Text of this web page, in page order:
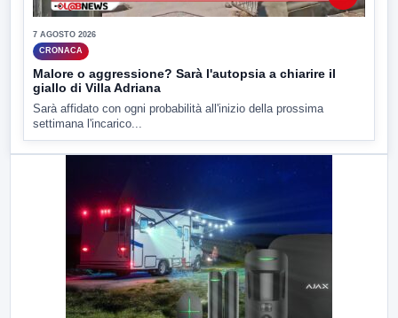
7 AGOSTO 2026
CRONACA
Malore o aggressione? Sarà l'autopsia a chiarire il
giallo di Villa Adriana
Sarà affidato con ogni probabilità all'inizio della prossima
settimana l'incarico...